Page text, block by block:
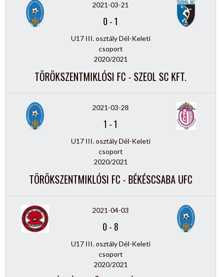
2021-03-21
0 -1
U17 III. osztály Dél-Keleti
csoport
2020/2021
TÖRÖKSZENTMIKLÓSI FC - SZEOL SC KFT.
2021-03-28
1 -1
U17 III. osztály Dél-Keleti
csoport
2020/2021
TÖRÖKSZENTMIKLÓSI FC - BÉKÉSCSABA UFC
2021-04-03
0 - 8
U17 III. osztály Dél-Keleti
csoport
2020/2021